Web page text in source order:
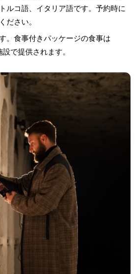
ルコ語、イタリア語です。予約時に
ださい。
。食事付きパッケージの食事は
で提供されます。